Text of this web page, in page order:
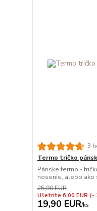
3
Termo tričko
Pánske termo -
nosenie, alebo ako
25,90 EUR
Ušetríte 6,00 EUR (-
19,90 EUR/ks